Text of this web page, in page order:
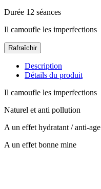
Durée 12 séances
Il camoufle les imperfections
Description
Détails du produit
Il camoufle les imperfections
Naturel et anti pollution
A un effet hydratant / anti-age
A un effet bonne mine